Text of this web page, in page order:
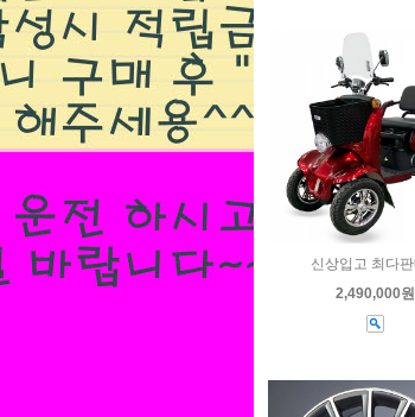
익스트림 슬림4P 브레
신상입고 최다
2,490,000원